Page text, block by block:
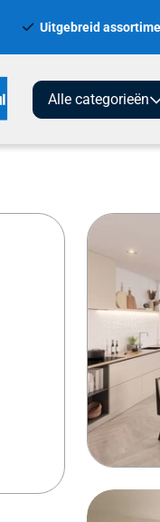
Uitgebreid
Alle categorieën